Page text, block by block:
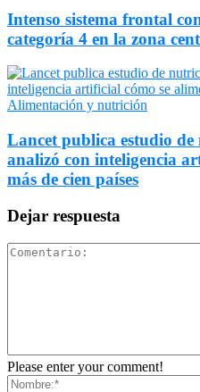
Intenso sistema frontal
categoría 4 en la zona
Alimentación y nutrición
Lancet publica estudio
analizó con inteligencia
más de cien países
Dejar respuesta
Please enter your comment!